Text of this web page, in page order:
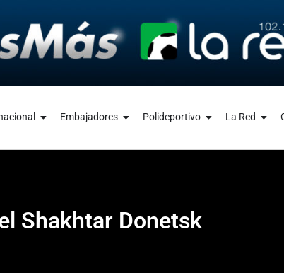
Embajadores Polideportivo La Red
Shakhtar Donetsk